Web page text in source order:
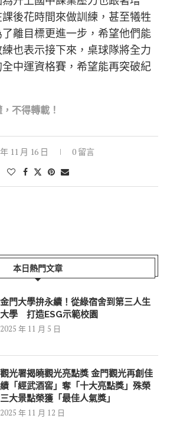
後花時間來做訓練，甚至犧牲
離目標更進一步，希望他們能
也表示接下來，桌球隊將全力
中運資格賽，希望能再突破紀
不得轉載！
11 月 16 日 0 留言
本日熱門文章
金門大學拚永續！從綠宿舍到第三人生
大學 打造ESG示範校園
2025 年 11 月 5 日
觀光署揭曉觀光亮點獎 金門觀光再創佳
績「經武酒窖」奪「十大亮點獎」殊榮
三大景點榮獲「最佳人氣獎」
2025 年 11 月 12 日